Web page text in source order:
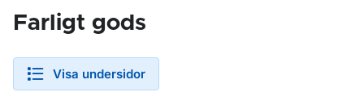
Farligt gods
Visa undersidor